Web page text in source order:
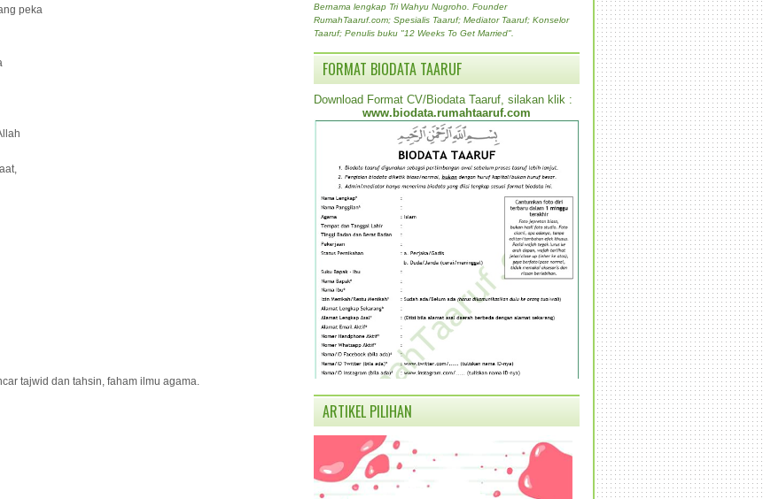
peka
tajwid dan tahsin, faham ilmu agama.
Bernama lengkap Tri Wahyu Nugroho. Founder
RumahTaaruf.com; Spesialis Taaruf; Mediator Taaruf; Konselor
Taaruf; Penulis buku "12 Weeks To Get Married".
FORMAT BIODATA TAARUF
Download Format CV/Biodata Taaruf, silakan klik :
www.biodata.rumahtaaruf.com
ARTIKEL PILIHAN